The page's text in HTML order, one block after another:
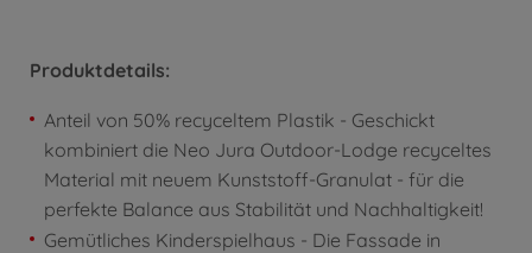
Produktdetails:
Anteil von 50% recyceltem Plastik - Geschickt
kombiniert die Neo Jura Outdoor-Lodge recyceltes
Material mit neuem Kunststoff-Granulat - für die
perfekte Balance aus Stabilität und Nachhaltigkeit!
Gemütliches Kinderspielhaus - Die Fassade in